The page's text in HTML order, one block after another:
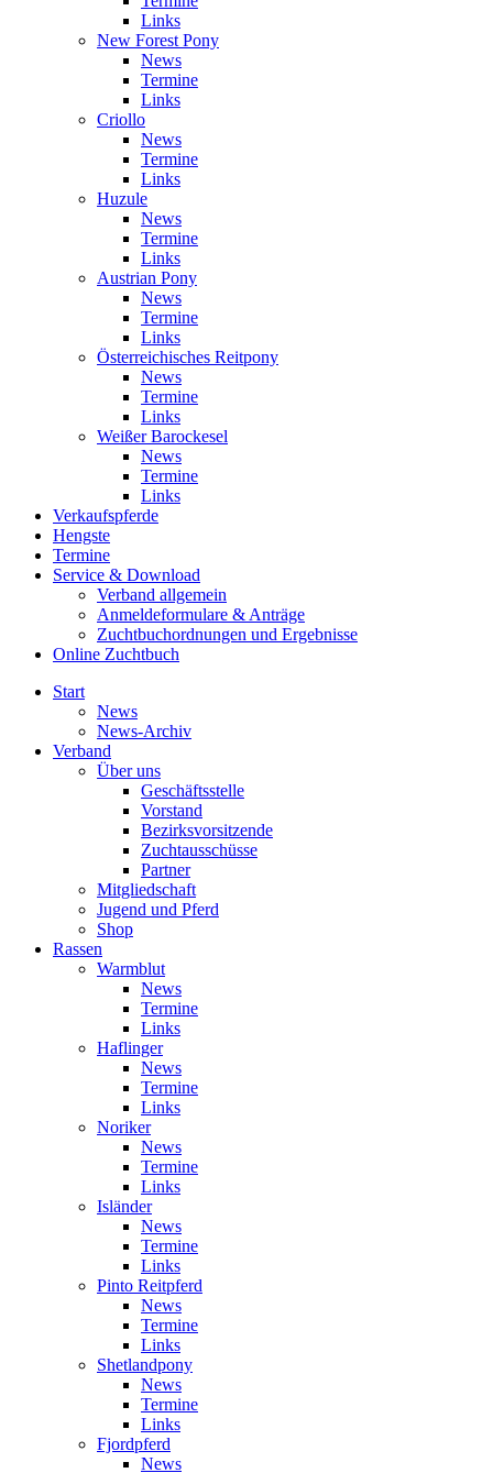
Links
New Forest Pony
News
Termine
Links
Criollo
News
Termine
Links
Huzule
News
Termine
Links
Austrian Pony
News
Termine
Links
Österreichisches Reitpony
News
Termine
Links
Weißer Barockesel
News
Termine
Links
Verkaufspferde
Hengste
Termine
Service & Download
Verband allgemein
Anmeldeformulare & Anträge
Zuchtbuchordnungen und Ergebnisse
Online Zuchtbuch
Start
News
News-Archiv
Verband
Über uns
Geschäftsstelle
Vorstand
Bezirksvorsitzende
Zuchtausschüsse
Partner
Mitgliedschaft
Jugend und Pferd
Shop
Rassen
Warmblut
News
Termine
Links
Haflinger
News
Termine
Links
Noriker
News
Termine
Links
Isländer
News
Termine
Links
Pinto Reitpferd
News
Termine
Links
Shetlandpony
News
Termine
Links
Fjordpferd
News